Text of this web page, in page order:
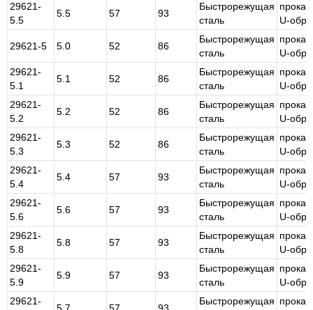
29621-
5.5
5.5 57 93
Быстрорежущая
сталь
U-
29621-5 5.0 52 86
Быстрорежущая
сталь
U-
29621-
5.1
5.1 52 86
Быстрорежущая
сталь
U-
29621-
5.2
5.2 52 86
Быстрорежущая
сталь
U-
29621-
5.3
5.3 52 86
Быстрорежущая
сталь
U-
29621-
5.4
5.4 57 93
Быстрорежущая
сталь
U-
29621-
5.6
5.6 57 93
Быстрорежущая
сталь
U-
29621-
5.8
5.8 57 93
Быстрорежущая
сталь
U-
29621-
5.9
5.9 57 93
Быстрорежущая
сталь
U-
29621-
Быстрорежущая